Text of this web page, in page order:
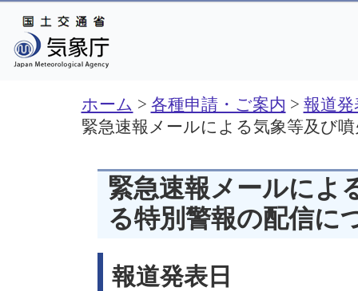
ホーム > 各種申請・ご案内 > 報道
緊急速報メールによる気象等及び
緊急速報メールによ
る特別警報の配信に
報道発表日